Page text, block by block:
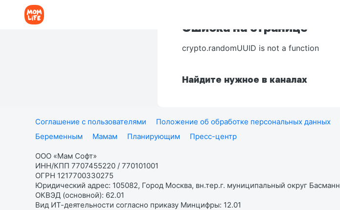
Ошибка на странице
crypto.randomUUID is not a function
Найдите нужное в каналах
Соглашение с пользователями Положение об обработке персональных данных
Беременным
Мамам Планирующим Пресс-центр
ООО «Мам Софт»
ИНН/КПП 7707455220 / 770101001
ОГРН 1217700330275
Юридический адрес: 105082, Город Москва, вн.тер.г. муниципальный округ
ОКВЭД (основной): 62.01
Вид ИТ-деятельности согласно приказу Минцифры: 12.01